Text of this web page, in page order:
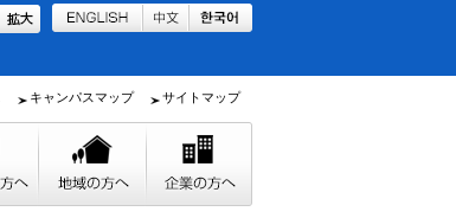
キャンパスマップ サイトマップ